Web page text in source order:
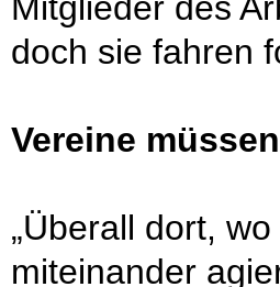
doch sie fahren
Vereine
„Überall dort,
miteinander